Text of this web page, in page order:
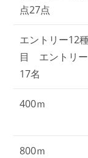
点27点
エントリー12
目 エントリ
17名
400ｍ
800ｍ